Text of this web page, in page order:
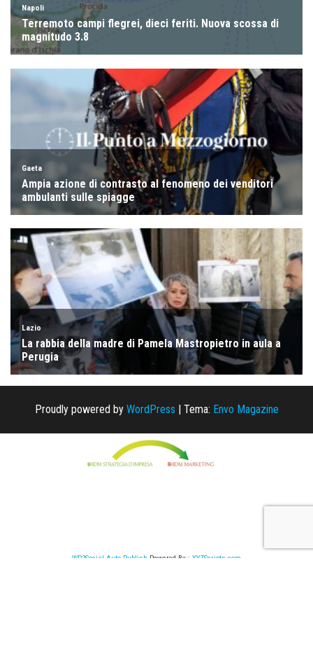
Proudly powered by WordPress | Tema: Envo Magazine
WP2Social Auto Publish Powered By : XYZScripts.com